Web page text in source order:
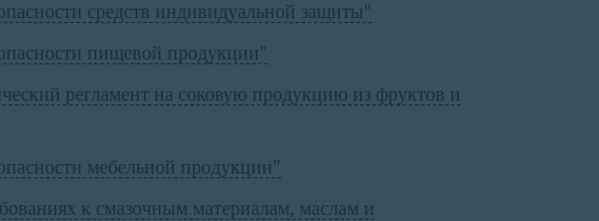
средств индивидуальной защиты"
пищевой продукции"
регламент на соковую продукцию из фруктов и
мебельной продукции"
к смазочным материалам, маслам и